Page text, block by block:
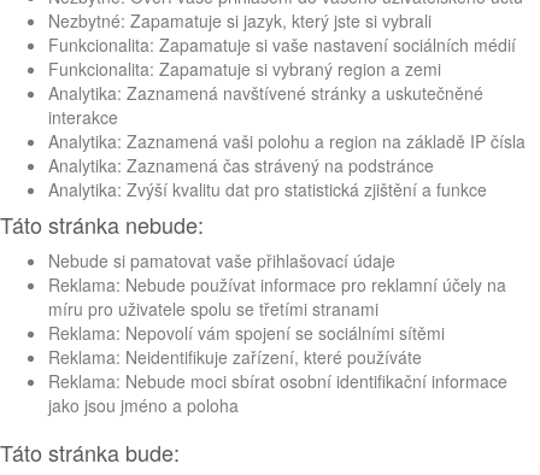
Nezbytné: Zapamatuje si jazyk, který jste si vybrali
Funkcionalita: Zapamatuje si vaše nastavení sociálních médií
Funkcionalita: Zapamatuje si vybraný region a zemi
Analytika: Zaznamená navštívené stránky a uskutečněné
interakce
Analytika: Zaznamená vaši polohu a region na základě IP čísla
Analytika: Zaznamená čas strávený na podstránce
Analytika: Zvýší kvalitu dat pro statistická zjištění a funkce
Táto stránka nebude:
Nebude si pamatovat vaše přihlašovací údaje
Reklama: Nebude používat informace pro reklamní účely na
míru pro uživatele spolu se třetími stranami
Reklama: Nepovolí vám spojení se sociálními sítěmi
Reklama: Neidentifikuje zařízení, které používáte
Reklama: Nebude moci sbírat osobní identifikační informace
jako jsou jméno a poloha
Táto stránka bude: